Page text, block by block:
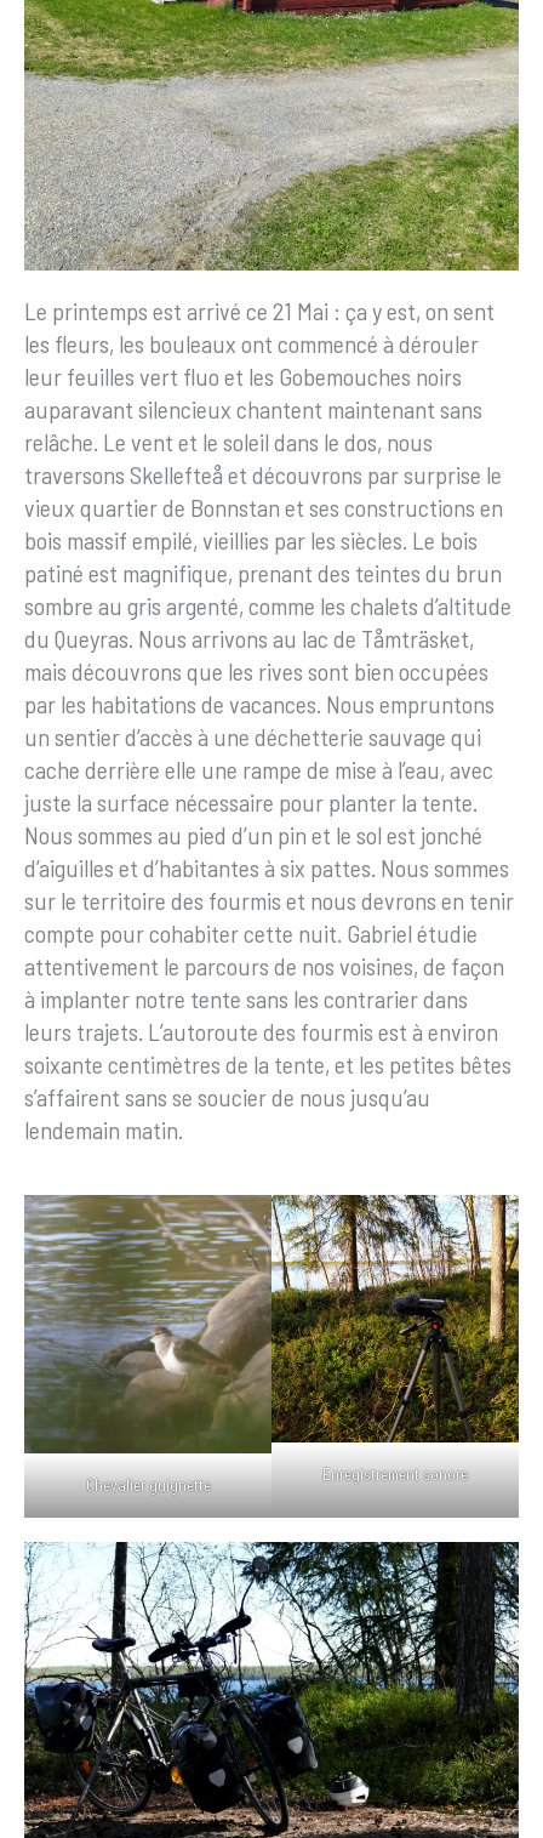
Le printemps est arrivé ce 21 Mai : ça y est, on sent
les fleurs, les bouleaux ont commencé à dérouler
leur feuilles vert fluo et les Gobemouches noirs
auparavant silencieux chantent maintenant sans
relâche. Le vent et le soleil dans le dos, nous
traversons Skellefteå et découvrons par surprise le
vieux quartier de Bonnstan et ses constructions en
bois massif empilé, vieillies par les siècles. Le bois
patiné est magnifique, prenant des teintes du brun
sombre au gris argenté, comme les chalets d’altitude
du Queyras. Nous arrivons au lac de Tåmträsket,
mais découvrons que les rives sont bien occupées
par les habitations de vacances. Nous empruntons
un sentier d’accès à une déchetterie sauvage qui
cache derrière elle une rampe de mise à l’eau, avec
juste la surface nécessaire pour planter la tente.
Nous sommes au pied d’un pin et le sol est jonché
d’aiguilles et d’habitantes à six pattes. Nous sommes
sur le territoire des fourmis et nous devrons en tenir
compte pour cohabiter cette nuit. Gabriel étudie
attentivement le parcours de nos voisines, de façon
à implanter notre tente sans les contrarier dans
leurs trajets. L’autoroute des fourmis est à environ
soixante centimètres de la tente, et les petites bêtes
s’affairent sans se soucier de nous jusqu’au
lendemain matin.
Chevalier guignette
Enregistrement sonore